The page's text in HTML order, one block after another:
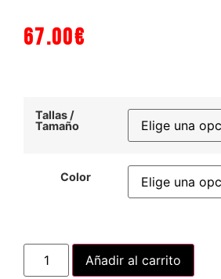
67.00€
Tallas /
Tamaño
Color
Añadir al carrito